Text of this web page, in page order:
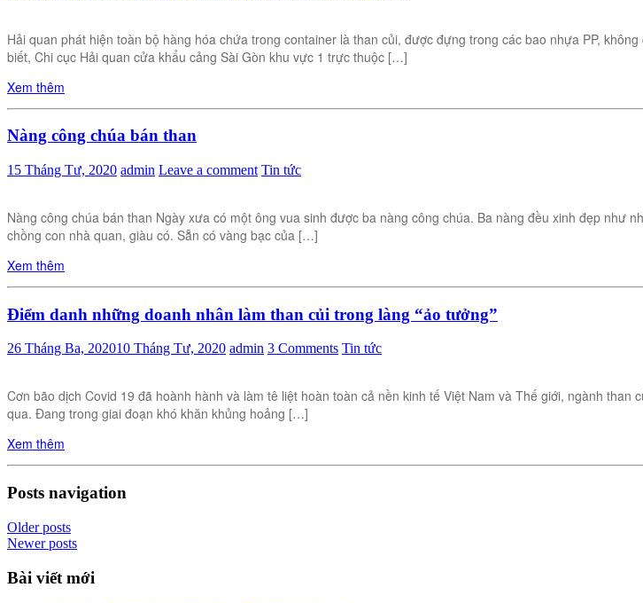
Hải quan phát hiện toàn bộ hàng hóa chứa trong container là than củi, được đựng trong các bao nhựa PP,
biết, Chi cục Hải quan cửa khẩu cảng Sài Gòn khu vực 1 trực thuộc […]
Xem thêm
Nàng công chúa bán than
15 Tháng Tư, 2020 admin Leave a comment Tin tức
Nàng công chúa bán than Ngày xưa có một ông vua sinh được ba nàng công chúa. Ba nàng đều xinh đẹp như
chồng con nhà quan, giàu có. Sẵn có vàng bạc của […]
Xem thêm
Điểm danh những doanh nhân làm than củi trong làng “ảo tưởng”
26 Tháng Ba, 202010 Tháng Tư, 2020 admin 3 Comments Tin tức
Cơn bão dịch Covid 19 đã hoành hành và làm tê liệt hoàn toàn cả nền kinh tế Việt Nam và Thế giới, ngành
qua. Đang trong giai đoạn khó khăn khủng hoảng […]
Xem thêm
Posts navigation
Older posts
Newer posts
Bài viết mới